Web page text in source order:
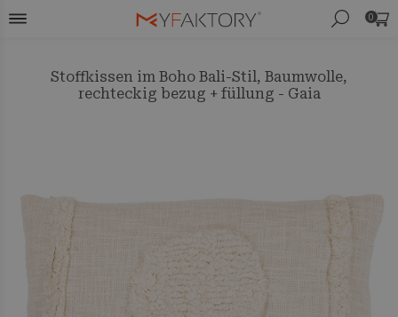
0
Stoffkissen im Boho Bali-Stil, Baumwolle,
rechteckig bezug + füllung - Gaia